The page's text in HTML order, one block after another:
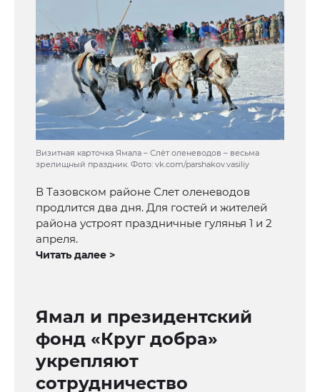
Визитная карточка Ямала – Слёт оленеводов – весьма
зрелищный праздник. Фото: vk.com/parshakov.vasiliy
В Тазовском районе Слет оленеводов
продлится два дня. Для гостей и жителей
района устроят праздничные гулянья 1 и 2
апреля.
Читать далее >
Ямал и президентский
фонд «Круг добра»
укрепляют
сотрудничество